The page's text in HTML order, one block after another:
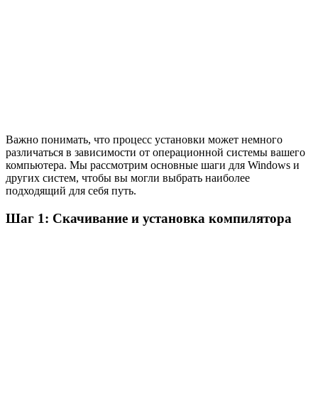
Важно понимать, что процесс установки может немного
различаться в зависимости от операционной системы вашего
компьютера. Мы рассмотрим основные шаги для Windows и
других систем, чтобы вы могли выбрать наиболее
подходящий для себя путь.
Шаг 1: Скачивание и установка компилятора